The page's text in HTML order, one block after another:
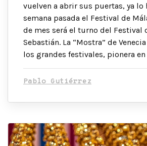
vuelven a abrir sus puertas, ya lo
semana pasada el Festival de
de mes será el turno del Festival
Sebastián. La “Mostra” de
los grandes festivales, pionera
Pablo Gutiérrez